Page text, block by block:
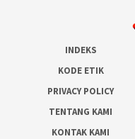
INDEKS
KODE ETIK
PRIVACY POLICY
TENTANG KAMI
KONTAK KAMI